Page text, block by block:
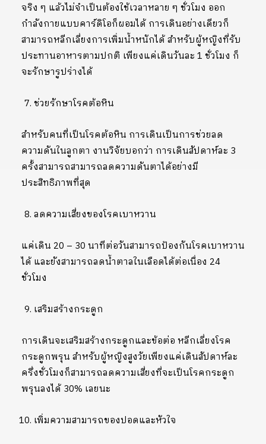
จริง ๆ แล้วไม่จำเป็นต้องใช้เวลาหลาย ๆ ชั่วโมง ออก
กำลังกายแบบคาร์ดิโอก็ผอมได้ การเดินอย่างเดียวก็
สามารถหลีกเลี่ยงการเพิ่มน้ำหนักได้ สำหรับผู้หญิงที่รับ
ประทานอาหารตามปกติ เพียงแค่เดินวันละ 1 ชั่วโมง ก็
จะรักษารูปร่างได้
ช่วยรักษาโรคต้อหิน
สำหรับคนที่เป็นโรคต้อหิน การเดินเป็นการช่วยลด
ความดันในลูกตา งานวิจัยบอกว่า การเดินสัปดาห์ละ 3
ครั้งสามารถสามารถลดความดันตาได้อย่างมี
ประสิทธิภาพที่สุด
ลดความเสี่ยงของโรคเบาหวาน
แค่เดิน 20 – 30 นาทีต่อวันสามารถป้องกันโรคเบาหวาน
ได้ และยังสามารถลดน้ำตาลในเลือดได้ต่อเนื่อง 24
ชั่วโมง
เสริมสร้างกระดูก
การเดินจะเสริมสร้างกระดูกและข้อต่อ หลีกเลี่ยงโรค
กระดูกพรุน สำหรับผู้หญิงสูงวัยเพียงแค่เดินสัปดาห์ละ
ครึ่งชั่วโมงก็สามารถลดความเสี่ยงที่จะเป็นโรคกระดูก
พรุนลงได้ 30% เลยนะ
เพิ่มความสามารถของปอดและหัวใจ